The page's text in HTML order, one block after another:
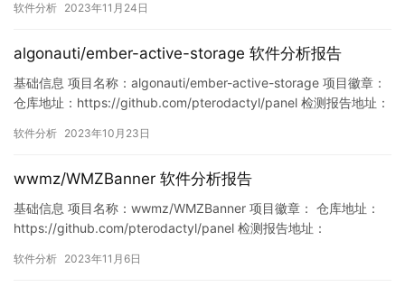
2000/1727943458642939904 此报告由Murphysec提供 漏洞列
软件分析 2023年11月24日
algonauti/ember-active-storage 软件分析报告
基础信息 项目名称：algonauti/ember-active-storage 项目徽章：
仓库地址：https://github.com/pterodactyl/panel 检测报告地址：
63392/1715658035963756544 此报告…
软件分析 2023年10月23日
wwmz/WMZBanner 软件分析报告
基础信息 项目名称：wwmz/WMZBanner 项目徽章： 仓库地址：
https://github.com/pterodactyl/panel 检测报告地址：
32992/1721492345778167808 此报告由Murphysec提供 漏洞
软件分析 2023年11月6日